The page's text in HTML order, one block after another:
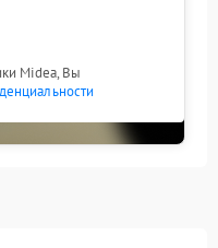
Midea, Вы